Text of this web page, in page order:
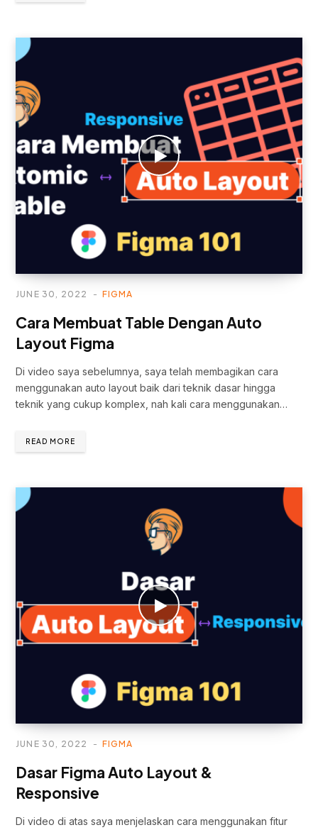
FIGMA
JUNE 30, 2022
Cara Membuat Table Dengan Auto
Layout Figma
Di video saya sebelumnya, saya telah membagikan cara
menggunakan auto layout baik dari teknik dasar hingga
teknik yang cukup komplex, nah kali cara menggunakan…
READ MORE
FIGMA
JUNE 30, 2022
Dasar Figma Auto Layout &
Responsive
Di video di atas saya menjelaskan cara menggunakan fitur